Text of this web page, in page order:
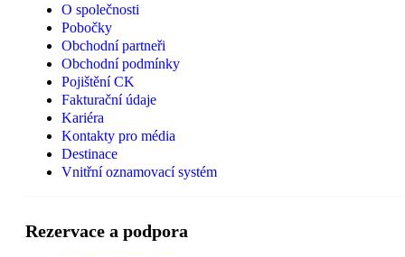
O společnosti
Pobočky
Obchodní partneři
Obchodní podmínky
Pojištění CK
Fakturační údaje
Kariéra
Kontakty pro média
Destinace
Vnitřní oznamovací systém
Rezervace a podpora